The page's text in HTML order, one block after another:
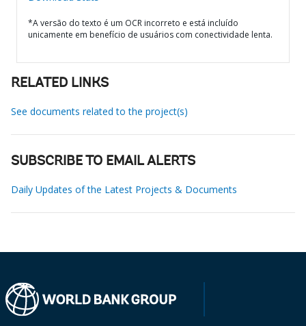
*A versão do texto é um OCR incorreto e está incluído
unicamente em benefício de usuários com conectividade lenta.
RELATED LINKS
See documents related to the project(s)
SUBSCRIBE TO EMAIL ALERTS
Daily Updates of the Latest Projects & Documents